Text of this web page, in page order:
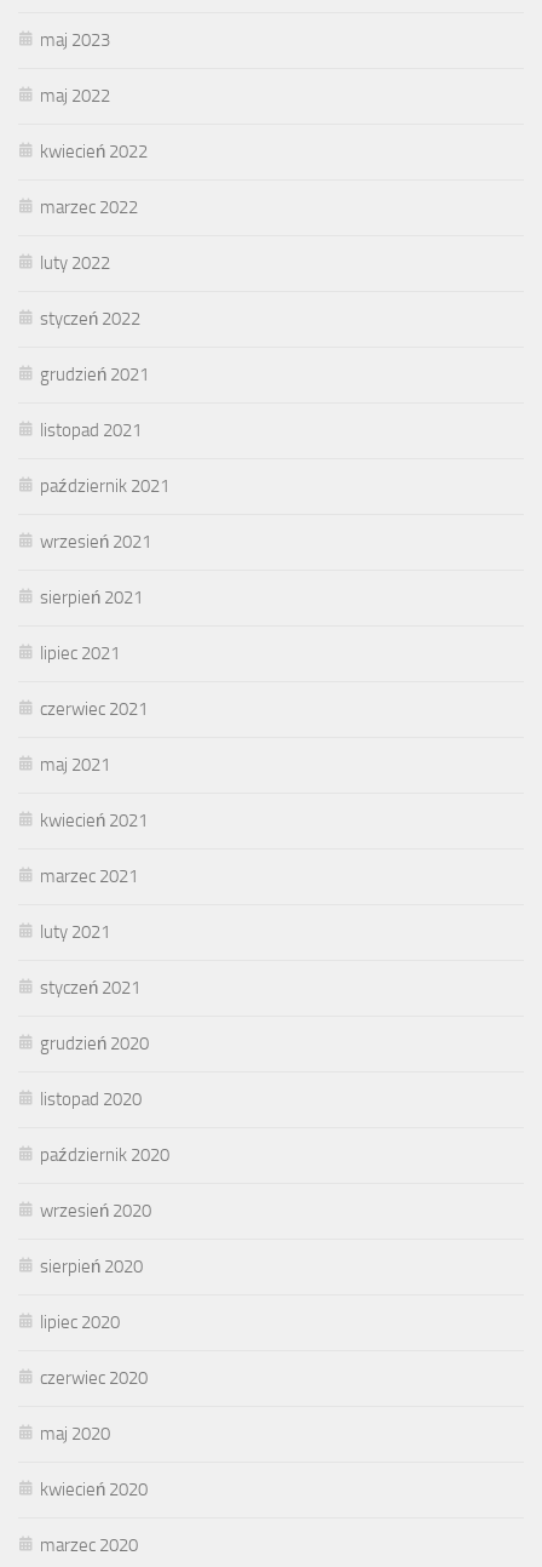
maj 2023
maj 2022
kwiecień 2022
marzec 2022
luty 2022
styczeń 2022
grudzień 2021
listopad 2021
październik 2021
wrzesień 2021
sierpień 2021
lipiec 2021
czerwiec 2021
maj 2021
kwiecień 2021
marzec 2021
luty 2021
styczeń 2021
grudzień 2020
listopad 2020
październik 2020
wrzesień 2020
sierpień 2020
lipiec 2020
czerwiec 2020
maj 2020
kwiecień 2020
marzec 2020